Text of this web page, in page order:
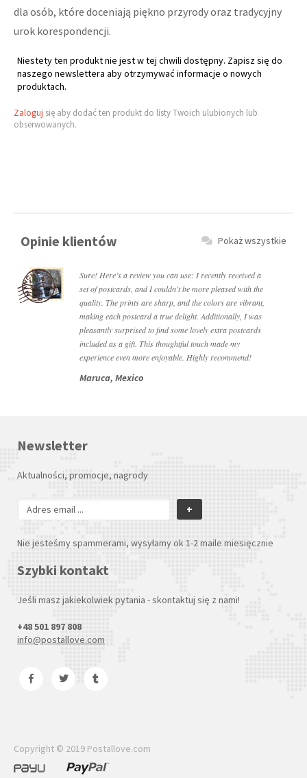
dla osób, które doceniają piękno przyrody oraz tradycyjny
urok korespondencji.
Niestety ten produkt nie jest w tej chwili dostępny. Zapisz się do
naszego newslettera aby otrzymywać informacje o nowych
produktach.
Zaloguj się aby dodać ten produkt do listy Twoich ulubionych lub
obserwowanych.
Opinie klientów Pokaż wszystkie
Sure! Here’s a review you can use: I recently received a
set of postcards, and I couldn't be more pleased with the
quality. The prints are sharp, and the colors are vibrant,
making each postcard a true delight. Additionally, I was
pleasantly surprised to find some lovely extra postcards
included as a gift. This thoughtful touch made my
experience even more enjoyable. Highly recommend!
Maruca, Mexico
Newsletter
Aktualności, promocje, nagrody
+
Nie jesteśmy spammerami, wysyłamy ok 1-2 maile miesięcznie
Szybki kontakt
Jeśli masz jakiekolwiek pytania - skontaktuj się z nami!
+48 501 897 808
info@postallove.com
Copyright © 2019 Postallove.com